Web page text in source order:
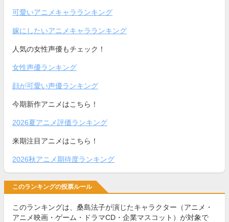
可愛いアニメキャラランキング
嫁にしたいアニメキャラランキング
人気の女性声優もチェック！
女性声優ランキング
顔が可愛い声優ランキング
今期新作アニメはこちら！
2026夏アニメ評価ランキング
来期注目アニメはこちら！
2026秋アニメ期待度ランキング
このランキングの投票ルール
このランキングは、桑島法子が演じたキャラクター（アニメ・
アニメ映画・ゲーム・ドラマCD・企業マスコット）が対象で